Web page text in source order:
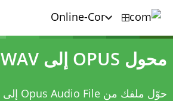
محول OPUS إلى WAV